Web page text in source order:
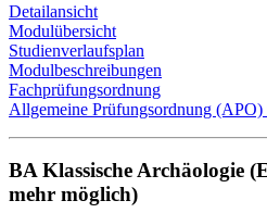
Detailansicht
Modulübersicht
Studienverlaufsplan
Modulbeschreibungen
Fachprüfungsordnung
Allgemeine Prüfungsordnung
BA Klassische Archäologie
mehr möglich)